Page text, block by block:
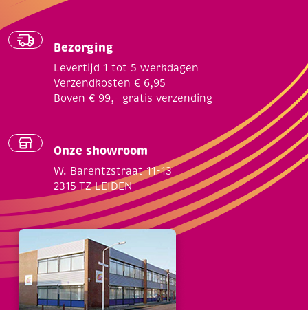
Bezorging
Levertijd 1 tot 5 werkdagen
Verzendkosten € 6,95
Boven € 99,- gratis verzending
Onze showroom
W. Barentzstraat 11-13
2315 TZ LEIDEN